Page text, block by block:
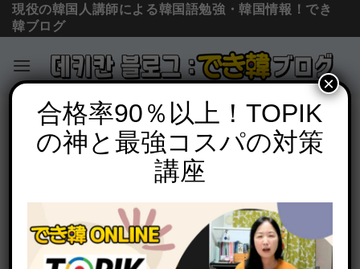
Skip
content
現役の韓国人講師による韓国語勉強・韓国情報！でき
韓ブログ
お知らせ
【でき韓オンライン日韓交流会 25年1
月】家で韓国語を話して韓国人友達を作
POSTED ON2025年1月17日 BYでき韓 パク先生
合格率90％以上！TOPIK
の神と最強コスパの対策
講座
×